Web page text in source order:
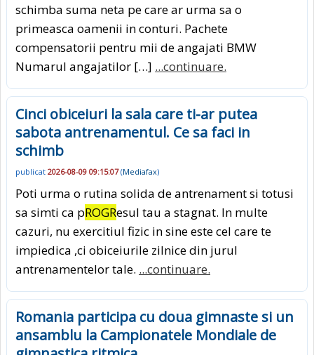
schimba suma neta pe care ar urma sa o
primeasca oamenii in conturi. Pachete
compensatorii pentru mii de angajati BMW
Numarul angajatilor […] ...continuare.
Cinci obiceiuri la sala care ti-ar putea
sabota antrenamentul. Ce sa faci in
schimb
publicat 2026-08-09 09:15:07(Mediafax)
Poti urma o rutina solida de antrenament si totusi
sa simti ca pROGResul tau a stagnat. In multe
cazuri, nu exercitiul fizic in sine este cel care te
impiedica ,ci obiceiurile zilnice din jurul
antrenamentelor tale. ...continuare.
Romania participa cu doua gimnaste si un
ansamblu la Campionatele Mondiale de